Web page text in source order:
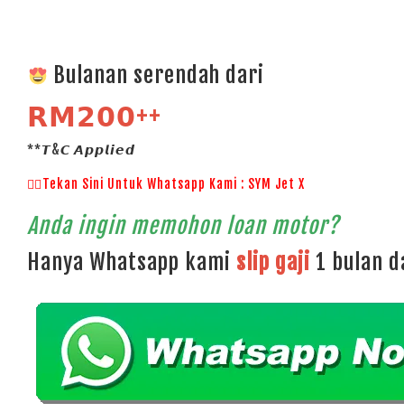
Bulanan serendah dari
𝗥𝗠𝟮𝟬𝟬++
**𝙏&𝘾 𝘼𝙥𝙥𝙡𝙞𝙚𝙙
👉🏻Tekan Sini Untuk Whatsapp Kami : SYM Jet X
Anda ingin memohon loan motor?
Hanya Whatsapp kami slip gaji 1 bulan